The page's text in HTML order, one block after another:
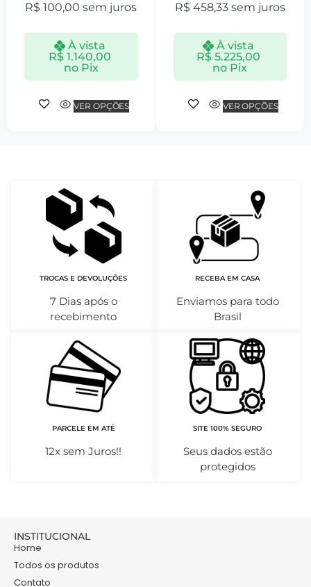
R$ 100,00 sem juros
À vista
R$1.140,00
no Pix
VER OPÇÕES
R$ 458,33sem juros
À vista
R$ 5.225,00
no Pix
VER OPÇÕES
TROCAS E DEVOLUÇÕES
7 Dias após o
recebimento
RECEBA EM CASA
Enviamos para todo
Brasil
PARCELE EM ATÉ
12x sem Juros!!
SITE 100% SEGURO
Seus dados estão
protegidos
INSTITUCIONAL
Home
Todos os produtos
Contato